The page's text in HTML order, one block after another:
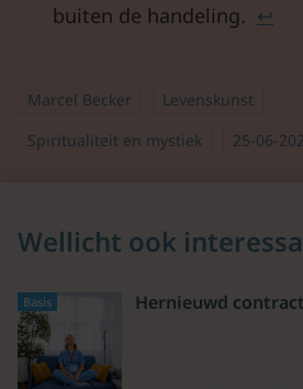
buiten de handeling. ↩︎
Marcel Becker
Levenskunst
Spiritualiteit en mystiek
25-06-
Wellicht ook
Basis Hernieuwd contract